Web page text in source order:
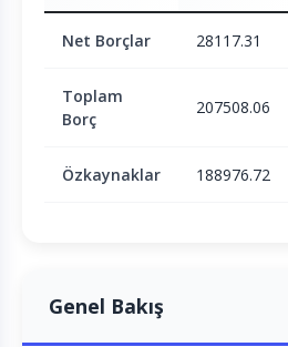
Net Borçlar 28117.31
Toplam
Borç
207508.06
Özkaynaklar 188976.72
Genel Bakış